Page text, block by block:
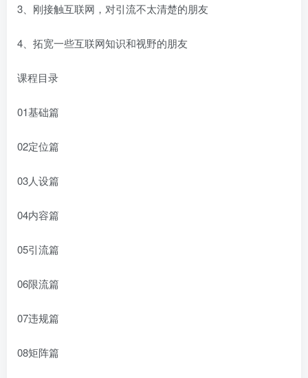
3、刚接触互联网，对引流不太清楚的朋友
4、拓宽一些互联网知识和视野的朋友
课程目录
01基础篇
02定位篇
03人设篇
04内容篇
05引流篇
06限流篇
07违规篇
08矩阵篇